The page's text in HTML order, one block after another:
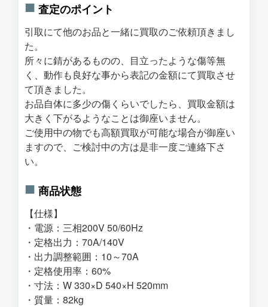
査定のポイント
引取にて他のお品と一緒に買取のご依頼頂きまし
た。
所々に錆があるものの、目立ったような傷等無
く、動作も良好な事から表記の金額にて買取させ
て頂きました。
お品自体に多少の傷くらいでしたら、買取金額は
大きく下がるようなことは御座いません。
ご使用中の物でも高額買取が可能な場合が御座い
ますので、ご検討中の方は是非一度ご連絡下さ
い。
商品状態
【仕様】
・電源：三相200V 50/60Hz
・定格出力：70A/140V
・出力調整範囲：10～70A
・定格使用率：60%
・寸法：W 330×D 540×H 520mm
・質量：82kg